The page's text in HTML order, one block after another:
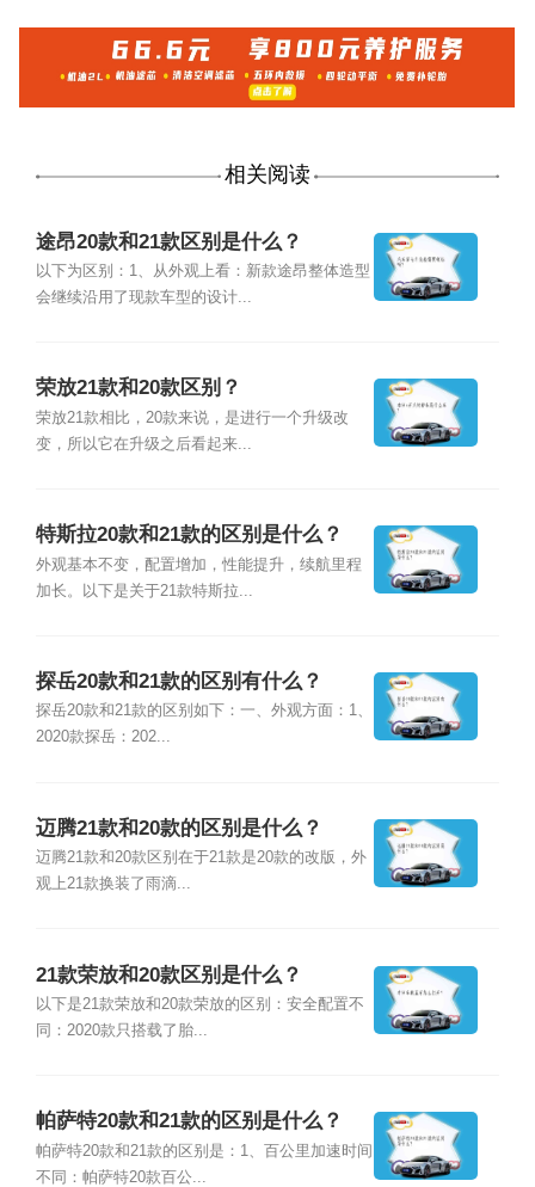
相关阅读
途昂20款和21款区别是什么？
以下为区别：1、从外观上看：新款途昂整体造型
会继续沿用了现款车型的设计...
荣放21款和20款区别？
荣放21款相比，20款来说，是进行一个升级改
变，所以它在升级之后看起来...
特斯拉20款和21款的区别是什么？
外观基本不变，配置增加，性能提升，续航里程
加长。以下是关于21款特斯拉...
探岳20款和21款的区别有什么？
探岳20款和21款的区别如下：一、外观方面：1、
2020款探岳：202...
迈腾21款和20款的区别是什么？
迈腾21款和20款区别在于21款是20款的改版，外
观上21款换装了雨滴...
21款荣放和20款区别是什么？
以下是21款荣放和20款荣放的区别：安全配置不
同：2020款只搭载了胎...
帕萨特20款和21款的区别是什么？
帕萨特20款和21款的区别是：1、百公里加速时间
不同：帕萨特20款百公...